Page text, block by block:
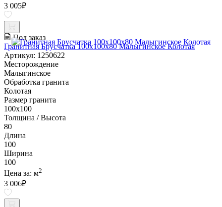
3 005₽
Под заказ
Гранитная Брусчатка 100х100x80 Малыгинское Колотая
Артикул: 1250622
Месторождение
Малыгинское
Обработка гранита
Колотая
Размер гранита
100х100
Толщина / Высота
80
Длина
100
Ширина
100
Цена за: м2
3 006₽